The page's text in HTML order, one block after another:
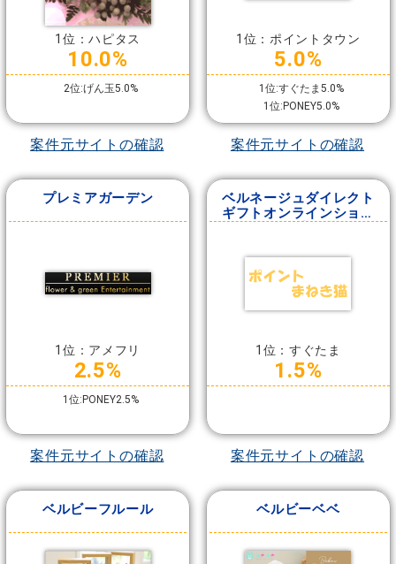
1位：ハピタス
10.0%
2位:げん玉5.0%
案件元サイトの確認
1位：ポイントタウン
5.0%
1位:すぐたま5.0%
1位:PONEY5.0%
案件元サイトの確認
プレミアガーデン
1位：アメフリ
2.5%
1位:PONEY2.5%
案件元サイトの確認
ベルネージュダイレクト
ギフトオンラインショッ
1位：すぐたま
1.5%
案件元サイトの確認
ベルビーフルール ベルビーベベ